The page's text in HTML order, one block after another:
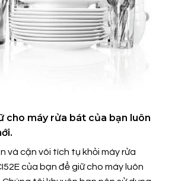
cho máy rửa bát của bạn luôn
và cặn vôi tích tụ khỏi máy rửa
của bạn để giữ cho máy luôn